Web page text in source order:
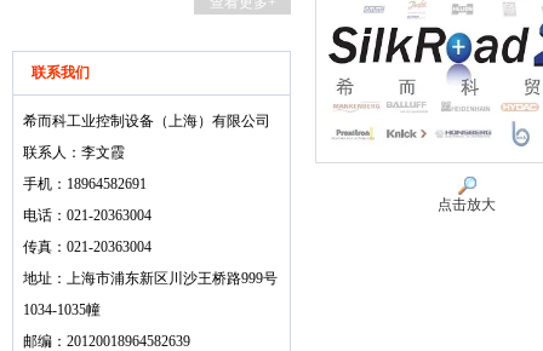
联系我们
希而科工业控制设备（上海）有限公司
联系人：李文霞
手机：18964582691
电话：021-20363004
传真：021-20363004
地址：上海市浦东新区川沙王桥路999号
1034-1035幢
邮编：20120018964582639
点击放大